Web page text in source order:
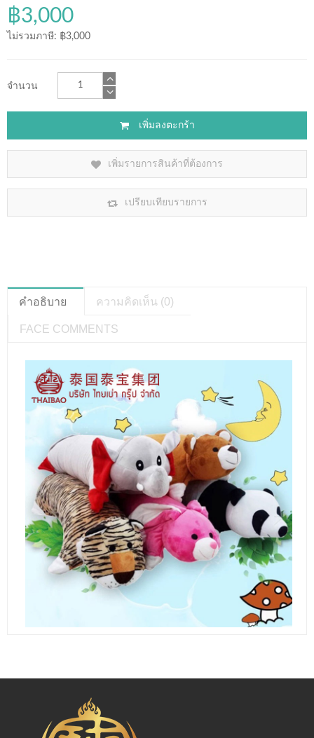
฿3,000
ไม่รวมภาษี: ฿3,000
จำนวน
เพิ่มลงตะกร้า
เพิ่มรายการสินค้าที่ต้องการ
เปรียบเทียบรายการ
คำอธิบาย ความคิดเห็น (0)
FACE COMMENTS